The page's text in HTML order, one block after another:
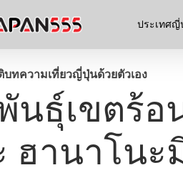
ประเทศ
บทความเที่ยวญี่ปุ่นด้วยตัวเอง
นธุ์เขตร้อ
ฮานาโนะ